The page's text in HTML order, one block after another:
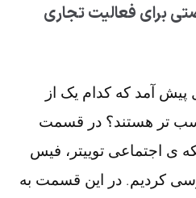
برای فعالیت تجاری
آمد که کدام یک از
تر هستند؟ در قسمت
ی اجتماعی توییتر، فیس
کردیم. در این قسمت به